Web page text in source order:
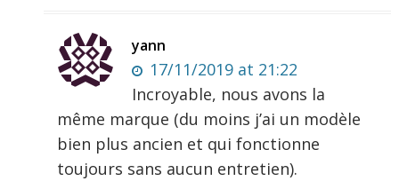
yann
17/11/2019 at 21:22
Incroyable, nous avons la
même marque (du moins j’ai un modèle
bien plus ancien et qui fonctionne
toujours sans aucun entretien).